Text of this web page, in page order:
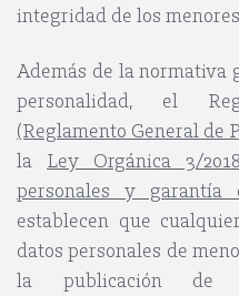
integridad de los
Además de la normativa
personalidad, el
(Reglamento General de
la Ley Orgánica 3/
personales y garantía
establecen que
datos personales de
la publicación de